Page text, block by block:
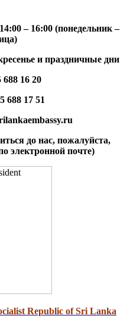
– 16:00 (понедельник –
и праздничные дни
688 16 20
688 17 51
.ru
до нас, пожалуйста,
электронной почте)
Republic of Sri Lanka